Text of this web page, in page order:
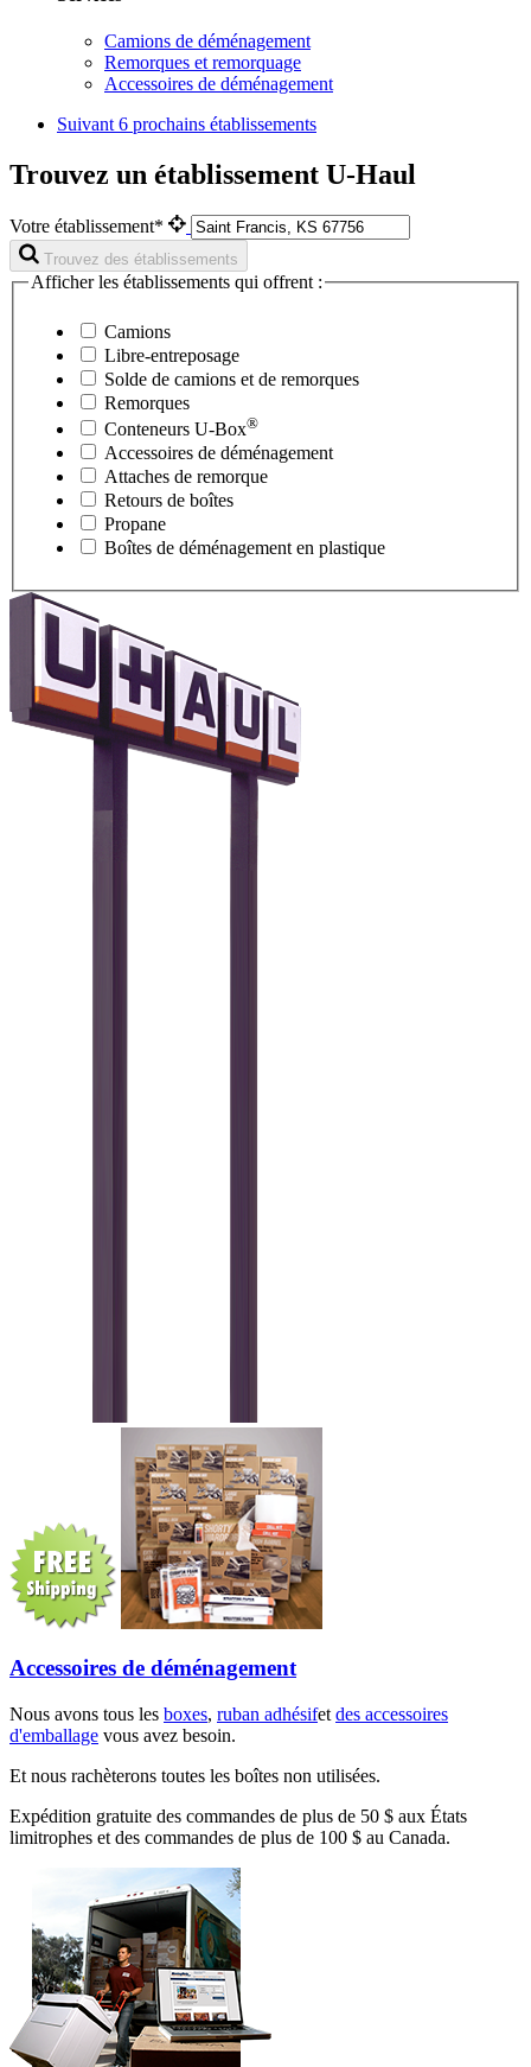
Camions de déménagement
Remorques et remorquage
Accessoires de déménagement
Suivant 6 prochains établissements
Trouvez un établissement U-Haul
Votre établissement*
Trouvez des établissements
Afficher les établissements qui offrent :
Camions
Libre-entreposage
Solde de camions et de remorques
Remorques
Conteneurs U-Box®
Accessoires de déménagement
Attaches de remorque
Retours de boîtes
Propane
Boîtes de déménagement en plastique
Accessoires de déménagement
Nous avons tous les boxes, ruban adhésifet des accessoires
d'emballage vous avez besoin.
Et nous rachèterons toutes les boîtes non utilisées.
Expédition gratuite des commandes de plus de 50 $ aux États
limitrophes et des commandes de plus de 100 $ au Canada.